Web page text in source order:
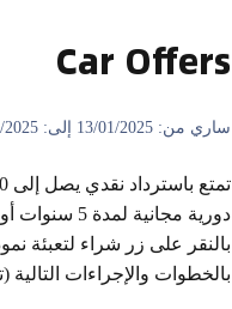
Car Offers
ساري من: 13/01/2025 إلى: 15/02/2025
بالنقر على زر شراء لتعبئة
بالخطوات والإجراءات